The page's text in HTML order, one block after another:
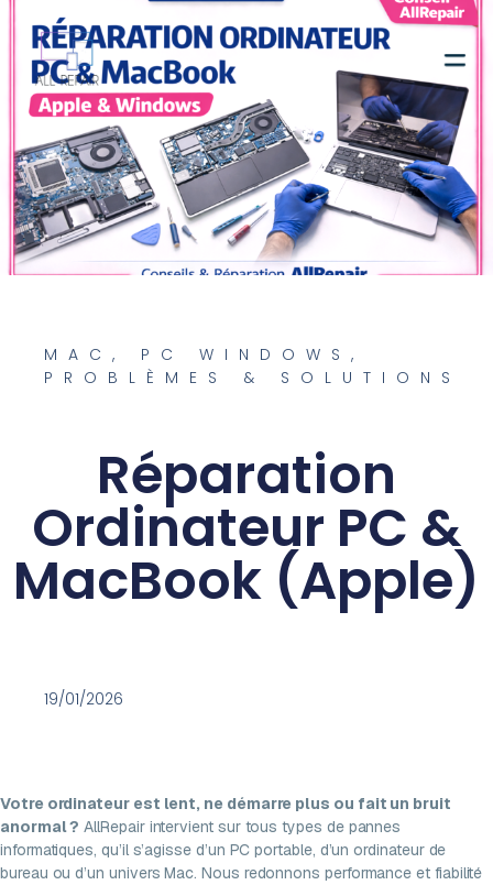
MAC , PC WINDOWS ,
PROBLÈMES & SOLUTIONS
Réparation
Ordinateur PC &
MacBook (Apple)
19/01/2026
Votre ordinateur est lent, ne démarre plus ou fait un bruit
anormal ? AllRepair intervient sur tous types de pannes
informatiques, qu’il s’agisse d’un PC portable, d’un ordinateur de
bureau ou d’un univers Mac. Nous redonnons performance et fiabilité
Contactez-nous